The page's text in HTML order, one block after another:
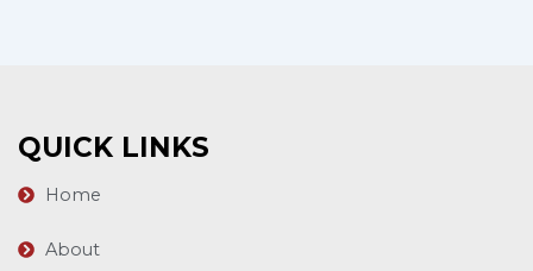
QUICK LINKS
Home
About